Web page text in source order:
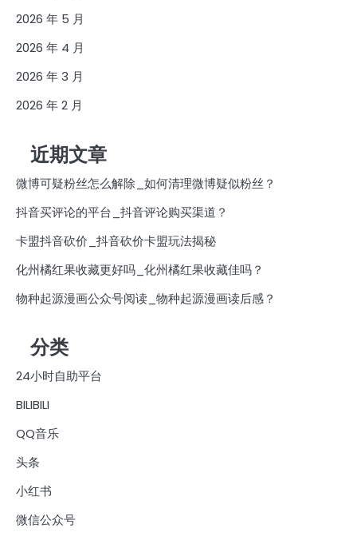
2026 年 5 月
2026 年 4 月
2026 年 3 月
2026 年 2 月
近期文章
微博可疑粉丝怎么解除_如何清理微博疑似粉丝？
抖音买评论的平台_抖音评论购买渠道？
卡盟抖音砍价_抖音砍价卡盟玩法揭秘
化州橘红果收藏更好吗_化州橘红果收藏佳吗？
物种起源漫画公众号阅读_物种起源漫画读后感？
分类
24小时自助平台
BILIBILI
QQ音乐
头条
小红书
微信公众号